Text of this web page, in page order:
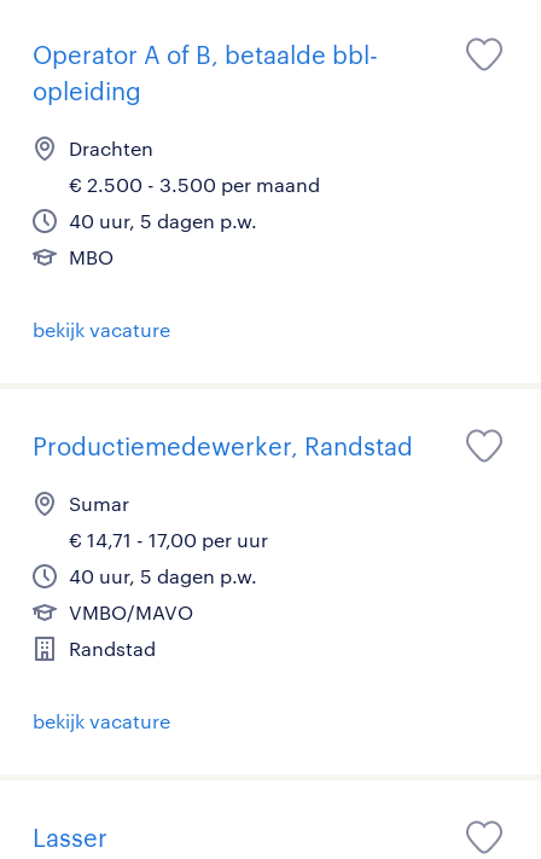
Operator A of B, betaalde bbl-
opleiding
Drachten
€ 2.500 - 3.500 per maand
40 uur, 5 dagen p.w.
MBO
bekijk vacature
Productiemedewerker, Randstad
Sumar
€ 14,71 - 17,00 per uur
40 uur, 5 dagen p.w.
VMBO/MAVO
Randstad
bekijk vacature
Lasser